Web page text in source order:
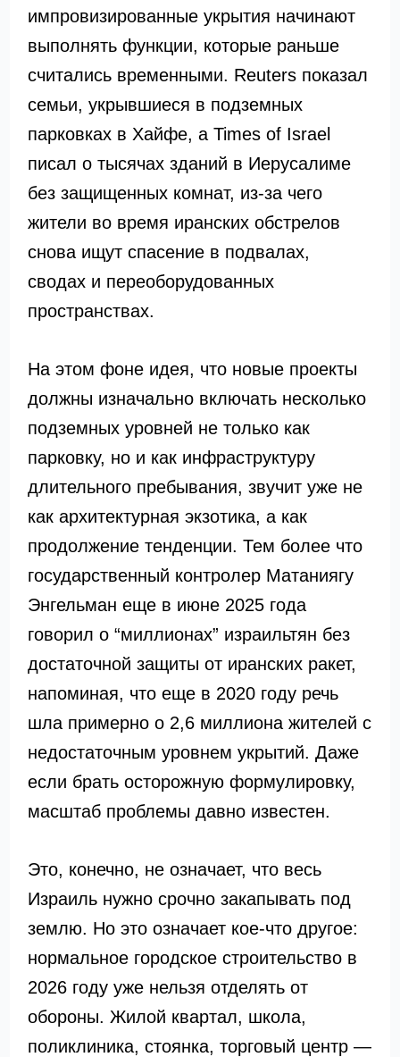
импровизированные укрытия начинают
выполнять функции, которые раньше
считались временными. Reuters показал
семьи, укрывшиеся в подземных
парковках в Хайфе, а Times of Israel
писал о тысячах зданий в Иерусалиме
без защищенных комнат, из-за чего
жители во время иранских обстрелов
снова ищут спасение в подвалах,
сводах и переоборудованных
пространствах.
На этом фоне идея, что новые проекты
должны изначально включать несколько
подземных уровней не только как
парковку, но и как инфраструктуру
длительного пребывания, звучит уже не
как архитектурная экзотика, а как
продолжение тенденции. Тем более что
государственный контролер Матаниягу
Энгельман еще в июне 2025 года
говорил о “миллионах” израильтян без
достаточной защиты от иранских ракет,
напоминая, что еще в 2020 году речь
шла примерно о 2,6 миллиона жителей с
недостаточным уровнем укрытий. Даже
если брать осторожную формулировку,
масштаб проблемы давно известен.
Это, конечно, не означает, что весь
Израиль нужно срочно закапывать под
землю. Но это означает кое-что другое:
нормальное городское строительство в
2026 году уже нельзя отделять от
обороны. Жилой квартал, школа,
поликлиника, стоянка, торговый центр —